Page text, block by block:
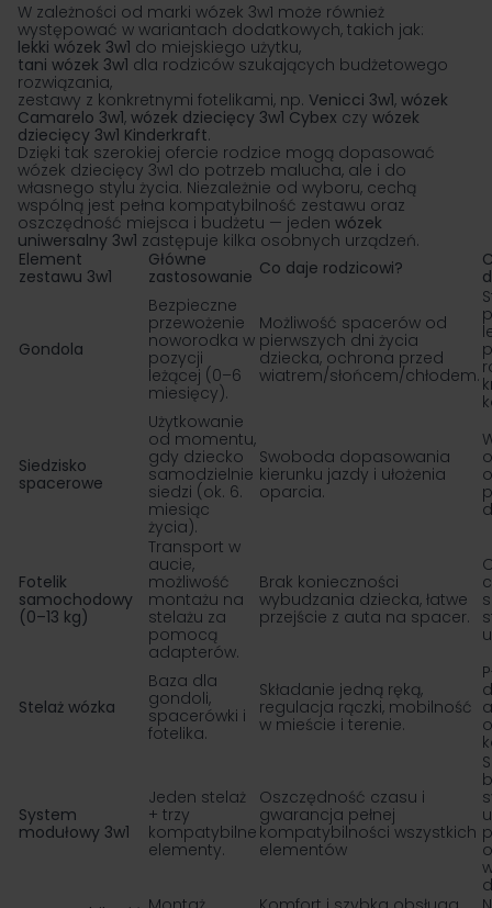
W zależności od marki wózek 3w1 może również
występować w wariantach dodatkowych, takich jak:
lekki wózek 3w1 do miejskiego użytku,
tani wózek 3w1 dla rodziców szukających budżetowego
rozwiązania,
zestawy z konkretnymi fotelikami, np. Venicci 3w1, wózek
Camarelo 3w1, wózek dziecięcy 3w1 Cybex czy wózek
dziecięcy 3w1 Kinderkraft.
Dzięki tak szerokiej ofercie rodzice mogą dopasować
wózek dziecięcy 3w1 do potrzeb malucha, ale i do
własnego stylu życia. Niezależnie od wyboru, cechą
wspólną jest pełna kompatybilność zestawu oraz
oszczędność miejsca i budżetu — jeden wózek
uniwersalny 3w1 zastępuje kilka osobnych urządzeń.
Element
zestawu 3w1
Główne
zastosowanie Co daje rodzicowi?
Gondola
Bezpieczne
przewożenie
noworodka w
pozycji
leżącej (0–6
miesięcy).
Możliwość spacerów od
pierwszych dni życia
dziecka, ochrona przed
wiatrem/słońcem/chłodem.
Siedzisko
spacerowe
Użytkowanie
od momentu,
gdy dziecko
samodzielnie
siedzi (ok. 6.
miesiąc
życia).
Swoboda dopasowania
kierunku jazdy i ułożenia
oparcia.
Fotelik
samochodowy
(0–13 kg)
Transport w
aucie,
możliwość
montażu na
stelażu za
pomocą
adapterów.
Brak konieczności
wybudzania dziecka, łatwe
przejście z auta na spacer.
Stelaż wózka
Baza dla
gondoli,
spacerówki i
fotelika.
Składanie jedną ręką,
regulacja rączki, mobilność
w mieście i terenie.
System
modułowy 3w1
Jeden stelaż
+ trzy
kompatybilne
elementy.
Oszczędność czasu i
gwarancja pełnej
kompatybilności wszystkich
elementów